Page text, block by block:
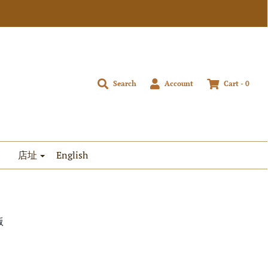
Search Account Cart - 0
店址 English